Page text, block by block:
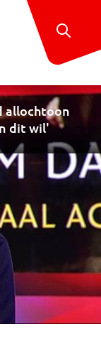
allochtoon
dit wil'